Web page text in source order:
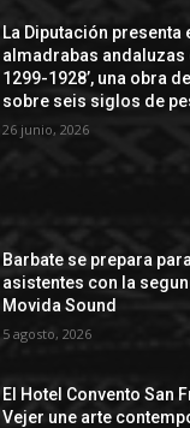
La Diputación presenta
almadrabas andaluzas
1299-1928’, una obra
sobre seis siglos de
26 junio, 2026
Barbate se prepara
asistentes con la
Movida Sound
5 agosto, 2026
El Hotel Convento San
Vejer une arte